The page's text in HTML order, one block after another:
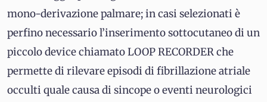
mono-derivazione palmare; in casi selezionati è
perfino necessario l’inserimento sottocutaneo di un
piccolo device chiamato LOOP RECORDER che
permette di rilevare episodi di fibrillazione atriale
occulti quale causa di sincope o eventi neurologici